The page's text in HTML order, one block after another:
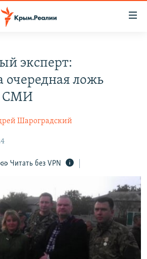
11 ИСТОРИЙ СОПРОТИВЛЕНИЯ
эксперт:
очередная ложь
СМИ
Шароградский
Читать без VPN